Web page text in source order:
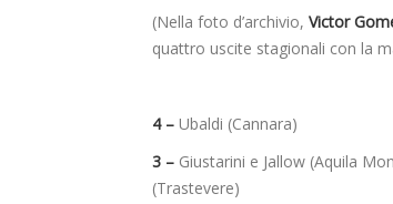
(Nella foto d’archivio, Victor
quattro uscite stagionali con la
4 – Ubaldi (Cannara)
3 – Giustarini e Jallow (Aquila
(Trastevere)